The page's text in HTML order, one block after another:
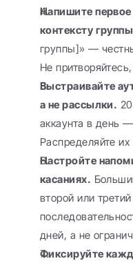
Напишите
контексту
группы]» —
Не
Выстраивайте
а не рассылки.
аккаунта в день
Распределяйте
Настройте
касаниях.
второй или
дней, а не
Фиксируйте